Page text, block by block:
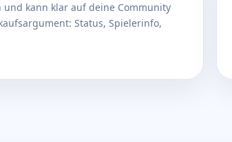
kann klar auf deine Community
Status, Spielerinfo,